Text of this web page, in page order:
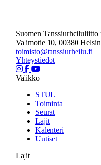
Suomen Tanssiurheiluliitto
Valimotie 10, 00380
toimisto@tanssiurheilu.fi
Yhteystiedot
Valikko
STUL
Toiminta
Seurat
Lajit
Kalenteri
Uutiset
Lajit